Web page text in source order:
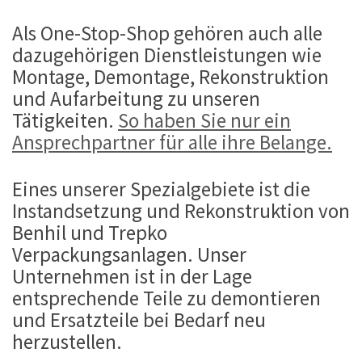
Als One-Stop-Shop gehören auch alle
dazugehörigen Dienstleistungen wie
Montage, Demontage, Rekonstruktion
und Aufarbeitung zu unseren
Tätigkeiten. So haben Sie nur ein
Ansprechpartner für alle ihre Belange.
Eines unserer Spezialgebiete ist die
Instandsetzung und Rekonstruktion von
Benhil und Trepko
Verpackungsanlagen. Unser
Unternehmen ist in der Lage
entsprechende Teile zu demontieren
und Ersatzteile bei Bedarf neu
herzustellen.